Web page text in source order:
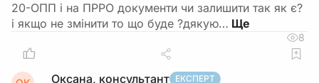
20-ОПП і на ПРРО документи чи залишити так як є?
і якщо не змінити то що буде ?дякую…
8
Оксана, консультант ЕКСПЕРТ